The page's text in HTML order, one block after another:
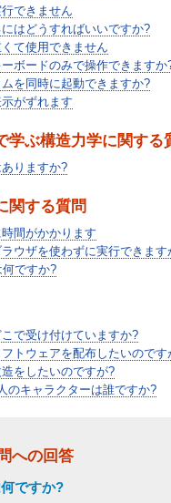
できません
はどうすればいいですか?
て使用できません
ボードのみで操作できますか
を同時に起動できますか?
がずれます
学ぶ構造力学に関する
りますか?
関する質問
間がかかります
ウザを使わずに実行できます
ですか?
で受け付けていますか?
トウェアを配布したいのです
をしたいのですが?
のキャラクターは誰ですか?
への回答
ですか?